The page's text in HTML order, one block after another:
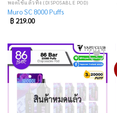
พอตใช้แล้วทิ้ง (DISPOSABLE POD)
Muro SC 8000 Puffs
฿219.00
Add
to
wishlist
สินค้าหมดแล้ว